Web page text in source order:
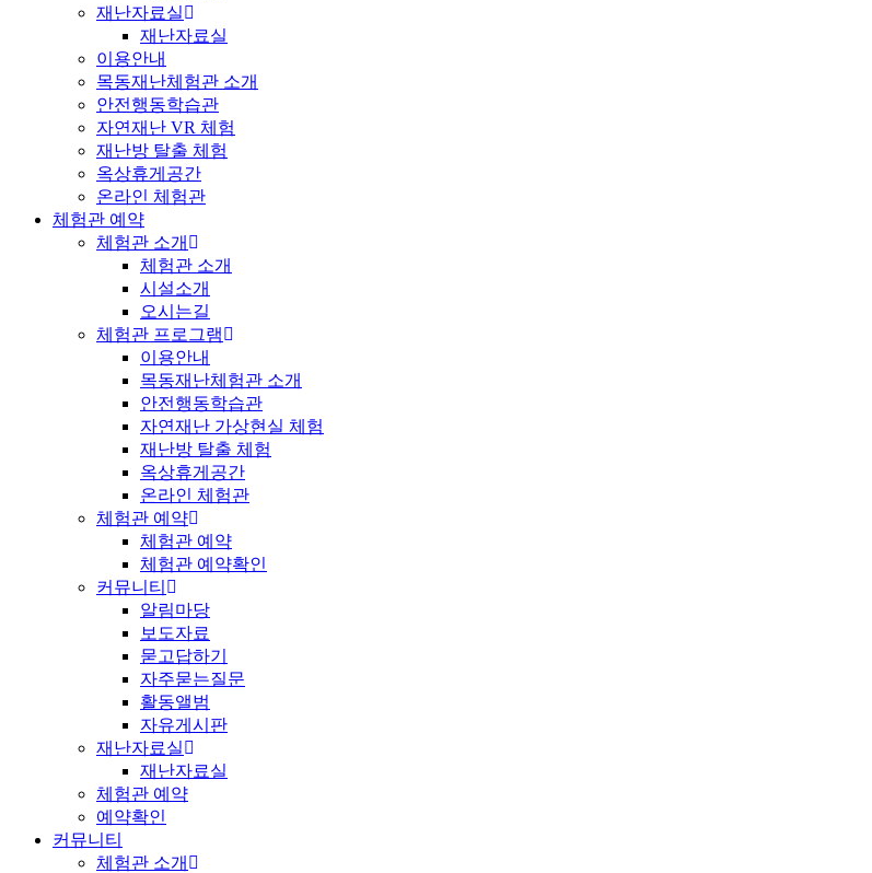
재난자료실
재난자료실
이용안내
목동재난체험관 소개
안전행동학습관
자연재난 VR 체험
재난방 탈출 체험
옥상휴게공간
온라인 체험관
체험관 예약
체험관 소개
체험관 소개
시설소개
오시는길
체험관 프로그램
이용안내
목동재난체험관 소개
안전행동학습관
자연재난 가상현실 체험
재난방 탈출 체험
옥상휴게공간
온라인 체험관
체험관 예약
체험관 예약
체험관 예약확인
커뮤니티
알림마당
보도자료
묻고답하기
자주묻는질문
활동앨범
자유게시판
재난자료실
재난자료실
체험관 예약
예약확인
커뮤니티
체험관 소개